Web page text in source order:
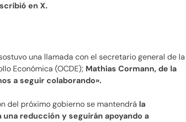
en X.
una llamada con el secretario general de la
Económica (OCDE); Mathias Cormann, de la
a seguir colaborando».
del próximo gobierno se mantendrá la
reducción y seguirán apoyando a